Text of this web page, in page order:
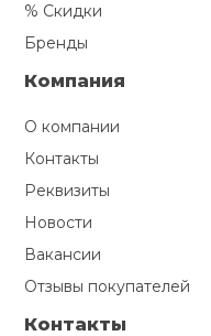
% Скидки
Бренды
Компания
О компании
Контакты
Реквизиты
Новости
Вакансии
Отзывы покупателей
Контакты